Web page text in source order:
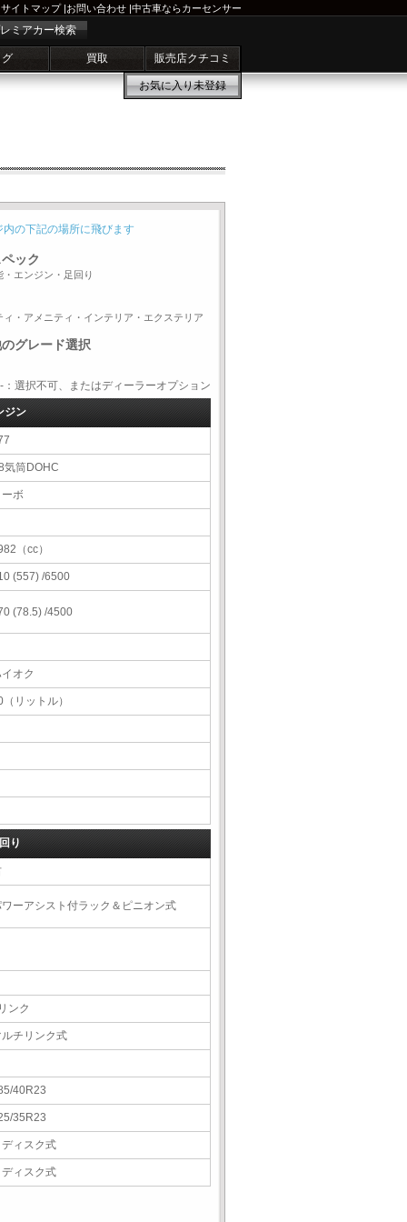
サイトマップ|お問い合わせ |中古車ならカーセンサー
ミアカー検索
買取 販売店クチコミ
お気に入り未登録
内の下記の場所に飛びます
ック
・エンジン・足回り
ィ・アメニティ・インテリア・エクステリア
グレード選択
択不可、またはディーラーオプション
ジン
気筒DOHC
ボ
（cc）
(557) /6500
(78.5) /4500
オク
（リットル）
り
ーアシスト付ラック＆ピニオン式
ンク
チリンク式
40R23
35R23
ィスク式
ィスク式